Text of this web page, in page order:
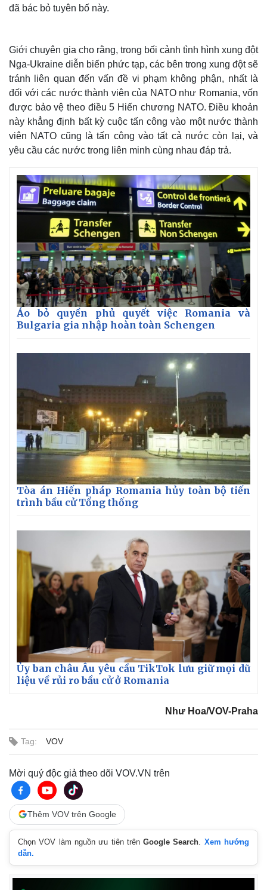
Thế giới
Quan sát
Cuộc sống đó đây
Multimedia
Video
Ảnh
E-Magazine
Infographic
đã bác bỏ tuyên bố này.
Giới chuyên gia cho rằng, trong bối cảnh tình hình xung đột
Nga-Ukraine diễn biến phức tạp, các bên trong xung đột sẽ
tránh liên quan đến vấn đề vi phạm không phận, nhất là
đối với các nước thành viên của NATO như Romania, vốn
được bảo vệ theo điều 5 Hiến chương NATO. Điều khoản
này khẳng định bất kỳ cuộc tấn công vào một nước thành
viên NATO cũng là tấn công vào tất cả nước còn lại, và
yêu cầu các nước trong liên minh cùng nhau đáp trả.
Áo bỏ quyền phủ quyết việc Romania và
Bulgaria gia nhập hoàn toàn Schengen
Tòa án Hiến pháp Romania hủy toàn bộ tiến
trình bầu cử Tổng thống
Ủy ban châu Âu yêu cầu TikTok lưu giữ mọi dữ
liệu về rủi ro bầu cử ở Romania
Như Hoa/VOV-Praha
Tag: VOV
Mời quý độc giả theo dõi VOV.VN trên
Thêm VOV trên Google
Chọn VOV làm nguồn ưu tiên trênGoogle Search
Xem hướng
dẫn.